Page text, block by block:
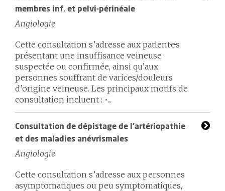
membres inf. et pelvi-périnéale
Angiologie
Cette consultation s’adresse aux patient·e·s
présentant une insuffisance veineuse
suspectée ou confirmée, ainsi qu’aux
personnes souffrant de varices/douleurs
d’origine veineuse. Les principaux motifs de
consultation incluent : •...
Consultation de dépistage de l’artériopathie
et des maladies anévrismales
Angiologie
Cette consultation s’adresse aux personnes
asymptomatiques ou peu symptomatiques,